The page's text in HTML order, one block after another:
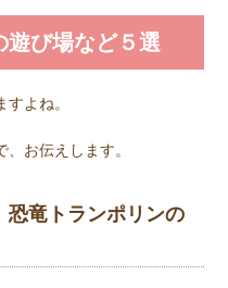
遊び場など５選
よね。
お伝えします。
恐竜トランポリンの